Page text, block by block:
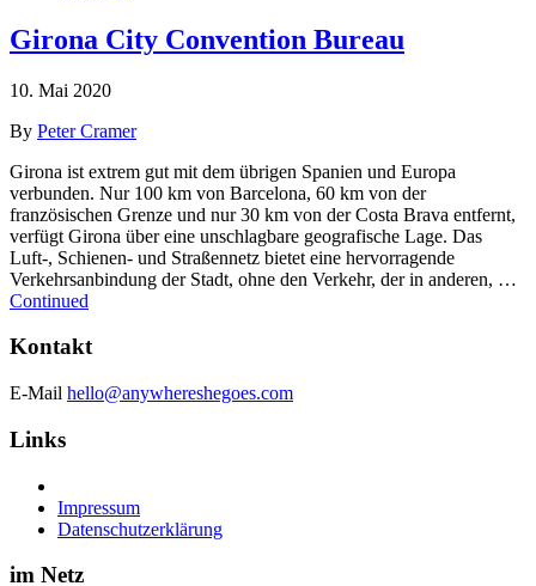
Girona City Convention Bureau
10. Mai 2020
By Peter Cramer
Girona ist extrem gut mit dem übrigen Spanien und Europa
verbunden. Nur 100 km von Barcelona, 60 km von der
französischen Grenze und nur 30 km von der Costa Brava entfernt,
verfügt Girona über eine unschlagbare geografische Lage. Das
Luft-, Schienen- und Straßennetz bietet eine hervorragende
Verkehrsanbindung der Stadt, ohne den Verkehr, der in anderen, …
Continued
Kontakt
E-Mail hello@anywhereshegoes.com
Links
Impressum
Datenschutzerklärung
im Netz